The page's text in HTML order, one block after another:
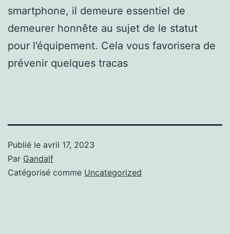
smartphone, il demeure essentiel de
demeurer honnête au sujet de le statut
pour l’équipement. Cela vous favorisera de
prévenir quelques tracas
Publié le avril 17, 2023
Par Gandalf
Catégorisé comme Uncategorized